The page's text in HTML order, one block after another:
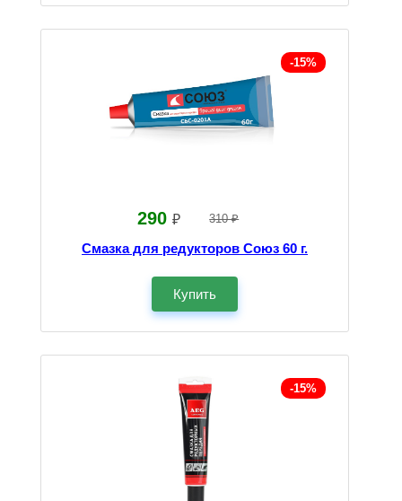
-15%
290 ₽ 310 ₽
Смазка для редукторов Союз 60 г.
Купить
-15%